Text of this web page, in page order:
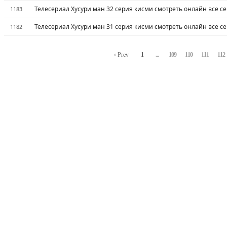
1183 Телесериал Хусури ман 32 серия кисми смотреть онлайн все
1182 Телесериал Хусури ман 31 серия кисми смотреть онлайн все
‹ Prev 1 ... 109 110 111 112